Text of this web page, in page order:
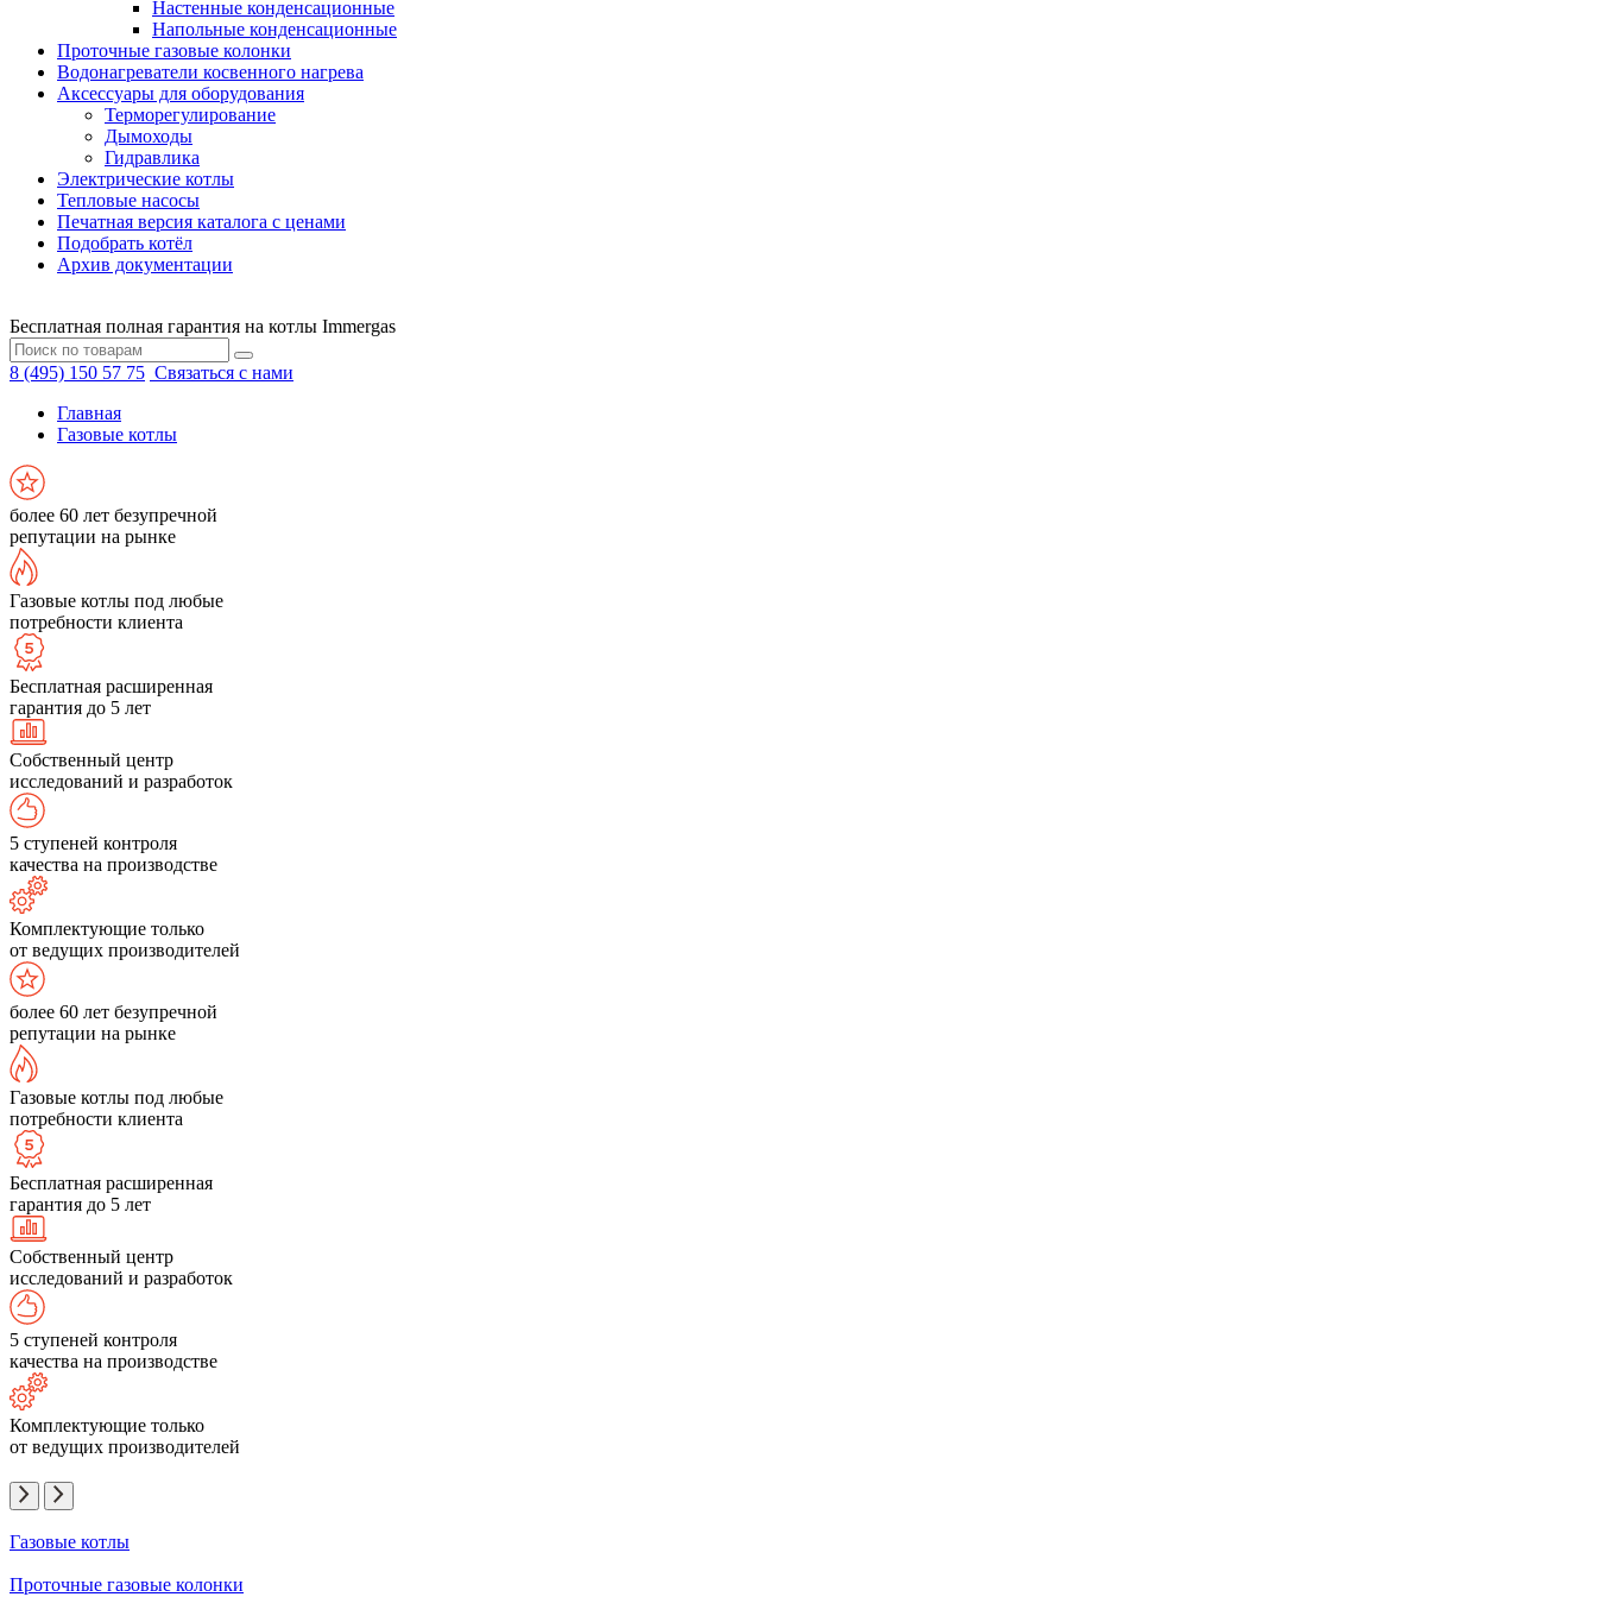
Настенные конденсационные
Напольные конденсационные
Проточные газовые колонки
Водонагреватели косвенного нагрева
Аксессуары для оборудования
Терморегулирование
Дымоходы
Гидравлика
Электрические котлы
Тепловые насосы
Печатная версия каталога с ценами
Подобрать котёл
Архив документации
Бесплатная полная гарантия на котлы Immergas
8 (495) 150 57 75 Связаться с нами
Главная
Газовые котлы
более 60 лет безупречной
репутации на рынке
Газовые котлы под любые
потребности клиента
Бесплатная расширенная
гарантия до 5 лет
Собственный центр
исследований и разработок
5 ступеней контроля
качества на производстве
Комплектующие только
от ведущих производителей
более 60 лет безупречной
репутации на рынке
Газовые котлы под любые
потребности клиента
Бесплатная расширенная
гарантия до 5 лет
Собственный центр
исследований и разработок
5 ступеней контроля
качества на производстве
Комплектующие только
от ведущих производителей
Газовые котлы
Проточные газовые колонки